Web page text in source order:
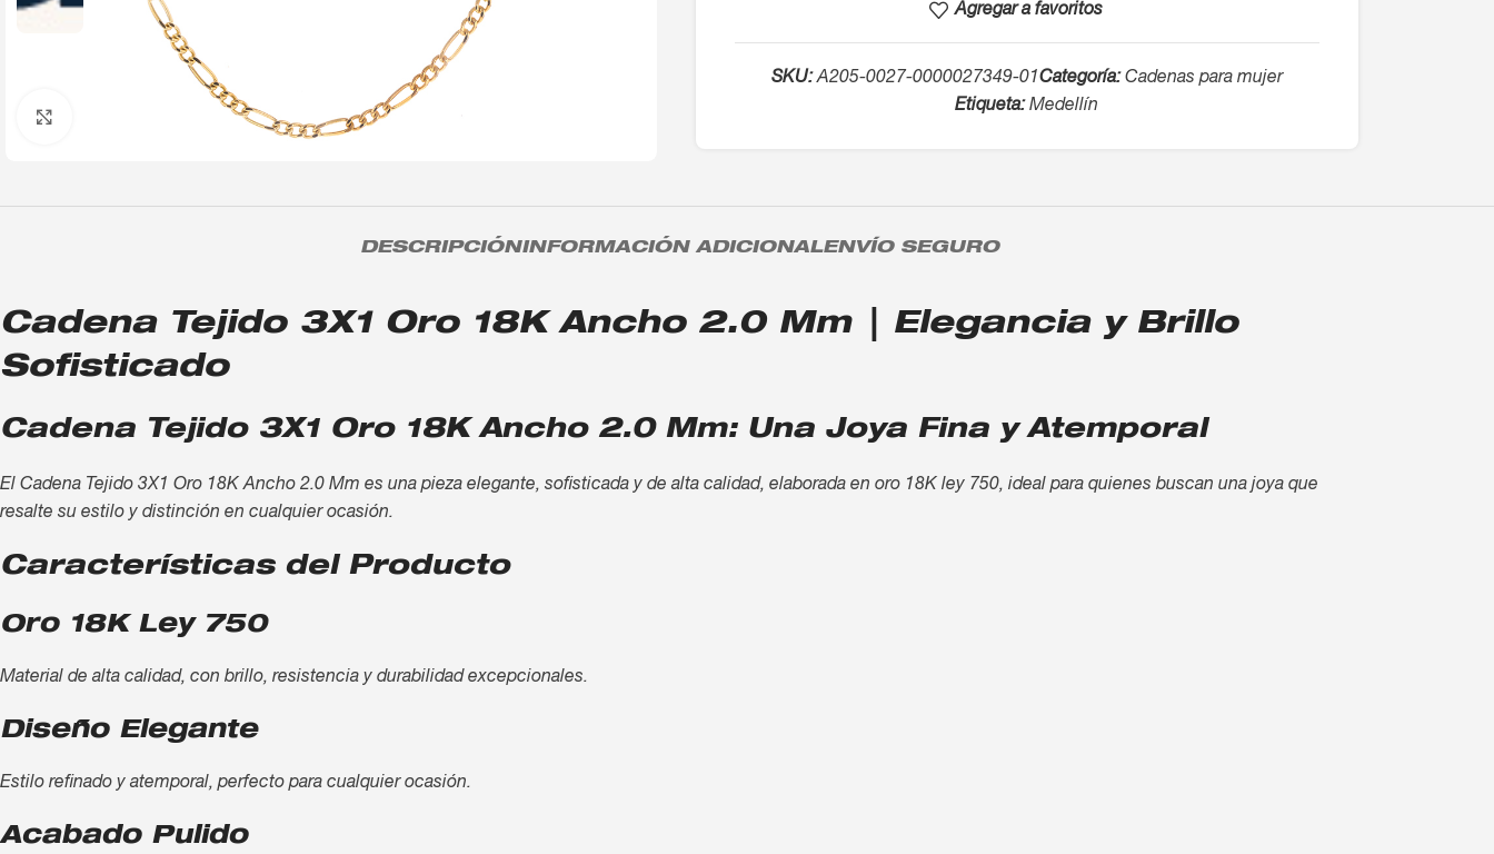
Agregar a favoritos
SKU:A205-0027-0000027349-01Categoría: Cadenas para mujer
Etiqueta: Medellín
DESCRIPCIÓNINFORMACIÓN ADICIONALENVÍO SEGURO
Cadena Tejido 3X1 Oro 18K Ancho 2.0 Mm | Elegancia y Brillo
Sofisticado
Cadena Tejido 3X1 Oro 18K Ancho 2.0 Mm: Una Joya Fina y Atemporal
El Cadena Tejido 3X1 Oro 18K Ancho 2.0 Mm es una pieza elegante, sofisticada y de alta calidad, elaborada en oro 18K ley 750, ideal para quienes buscan una joya que
resalte su estilo y distinción en cualquier ocasión.
Características del Producto
Oro 18K Ley 750
Material de alta calidad, con brillo, resistencia y durabilidad excepcionales.
Diseño Elegante
Estilo refinado y atemporal, perfecto para cualquier ocasión.
Acabado Pulido